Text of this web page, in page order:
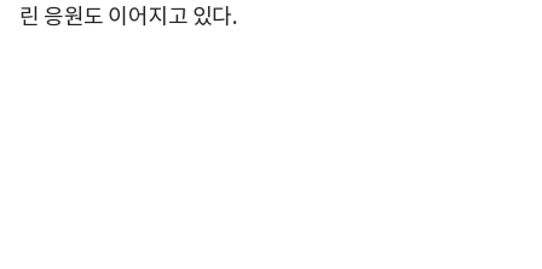
린 응원도 이어지고 있다.